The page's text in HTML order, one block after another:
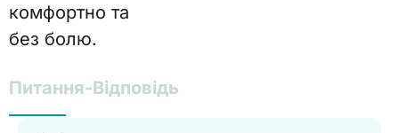
комфортно та
без болю.
Питання-Відповідь